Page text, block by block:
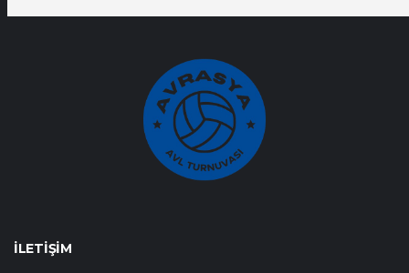
İLETIŞIM